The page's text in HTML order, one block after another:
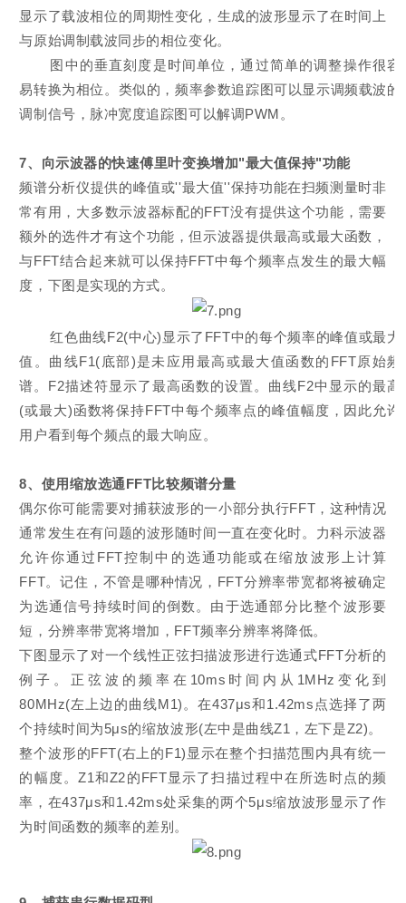
显示了载波相位的周期性变化，生成的波形显示了在时间上
与原始调制载波同步的相位变化。
图中的垂直刻度是时间单位，通过简单的调整操作很容
易转换为相位。类似的，频率参数追踪图可以显示调频载波的
调制信号，脉冲宽度追踪图可以解调PWM。
7、向示波器的快速傅里叶变换增加"最大值保持"功能
频谱分析仪提供的峰值或''最大值''保持功能在扫频测量时非
常有用，大多数示波器标配的FFT没有提供这个功能，需要
额外的选件才有这个功能，但示波器提供最高或最大函数，
与FFT结合起来就可以保持FFT中每个频率点发生的最大幅
度，下图是实现的方式。
红色曲线F2(中心)显示了FFT中的每个频率的峰值或最大
值。曲线F1(底部)是未应用最高或最大值函数的FFT原始频
谱。F2描述符显示了最高函数的设置。曲线F2中显示的最高
(或最大)函数将保持FFT中每个频率点的峰值幅度，因此允许
用户看到每个频点的最大响应。
8、使用缩放选通FFT比较频谱分量
偶尔你可能需要对捕获波形的一小部分执行FFT，这种情况
通常发生在有问题的波形随时间一直在变化时。力科示波器
允许你通过FFT控制中的选通功能或在缩放波形上计算
FFT。记住，不管是哪种情况，FFT分辨率带宽都将被确定
为选通信号持续时间的倒数。由于选通部分比整个波形要
短，分辨率带宽将增加，FFT频率分辨率将降低。
下图显示了对一个线性正弦扫描波形进行选通式FFT分析的
例子。正弦波的频率在10ms时间内从1MHz变化到
80MHz(左上边的曲线M1)。在437μs和1.42ms点选择了两
个持续时间为5μs的缩放波形(左中是曲线Z1，左下是Z2)。
整个波形的FFT(右上的F1)显示在整个扫描范围内具有统一
的幅度。Z1和Z2的FFT显示了扫描过程中在所选时点的频
率，在437μs和1.42ms处采集的两个5μs缩放波形显示了作
为时间函数的频率的差别。